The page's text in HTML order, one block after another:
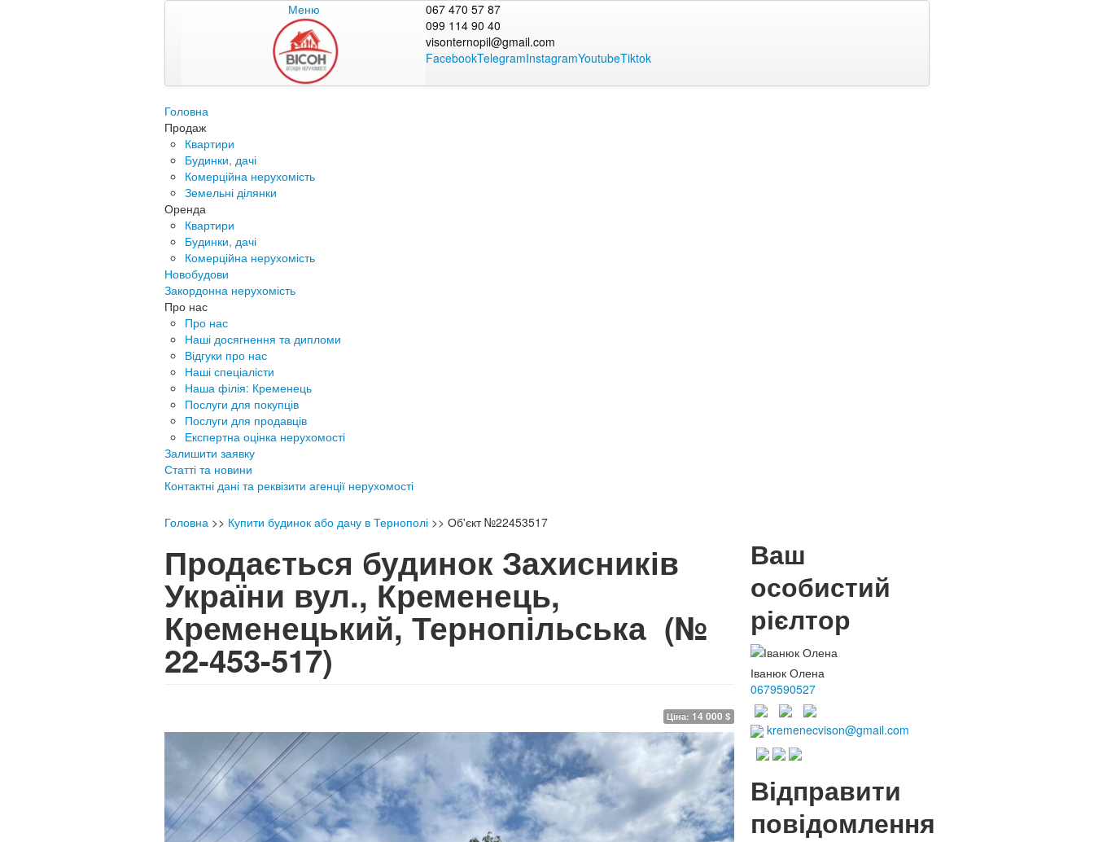
Меню
067 470 57 87
099 114 90 40
visonternopil@gmail.com
FacebookTelegramInstagramYoutubeTiktok
Головна
Продаж
Квартири
Будинки, дачі
Комерційна нерухомість
Земельні ділянки
Оренда
Квартири
Будинки, дачі
Комерційна нерухомість
Новобудови
Закордонна нерухомість
Про нас
Про нас
Наші досягнення та дипломи
Відгуки про нас
Наші спеціалісти
Наша філія: Кременець
Послуги для покупців
Послуги для продавців
Експертна оцінка нерухомості
Залишити заявку
Статті та новини
Контактні дані та реквізити агенції нерухомості
Головна >> Купити будинок або дачу в Тернополі >> Об'єкт №22453517
Продається будинок Захисників
України вул., Кременець,
Кременецький, Тернопільська (№
22-453-517)
Ціна: 14 000 $
Ваш
особистий
рієлтор
Іванюк Олена
0679590527
kremenecvison@gmail.com
Відправити
повідомлення